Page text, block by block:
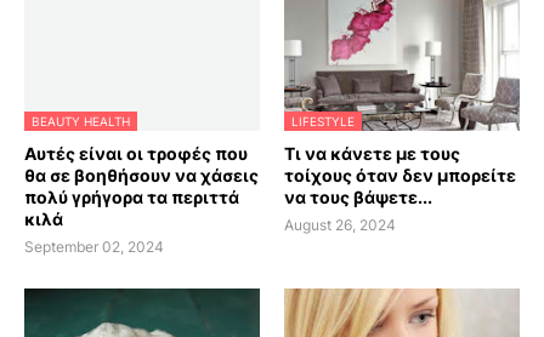
BEAUTY HEALTH
Αυτές είναι οι τροφές που
θα σε βοηθήσουν να χάσεις
πολύ γρήγορα τα περιττά
κιλά
September 02, 2024
LIFESTYLE
Τι να κάνετε με τους
τοίχους όταν δεν μπορείτε
να τους βάψετε...
August 26, 2024